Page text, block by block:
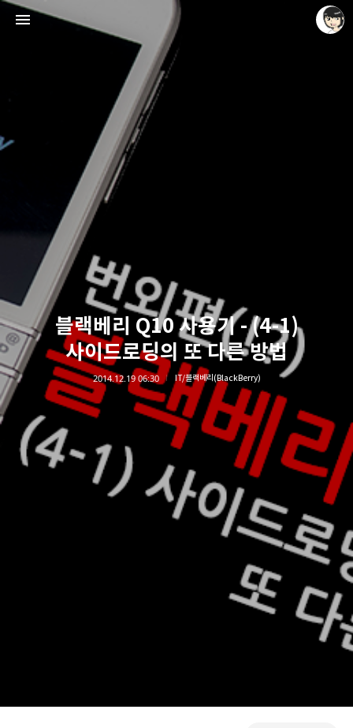
블랙베리 Q10 사용기 - (4-1)
사이드로딩의 또 다른 방법
2014.12.19 06:30 IT/블랙베리(BlackBerry)